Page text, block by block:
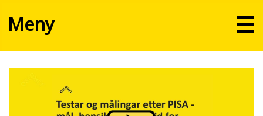
Meny